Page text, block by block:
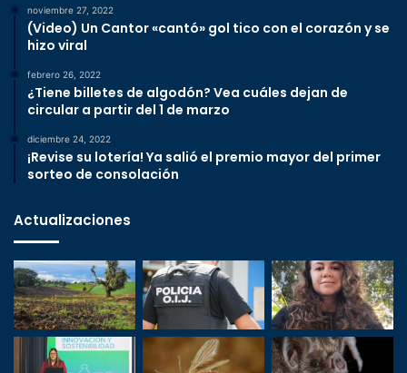
noviembre 27, 2022
(Video) Un Cantor «cantó» gol tico con el corazón y se
hizo viral
febrero 26, 2022
¿Tiene billetes de algodón? Vea cuáles dejan de
circular a partir del 1 de marzo
diciembre 24, 2022
¡Revise su lotería! Ya salió el premio mayor del primer
sorteo de consolación
Actualizaciones